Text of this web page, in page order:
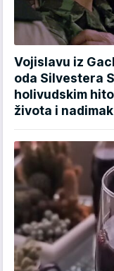
Vojislavu iz
oda Silvestera
holivudskim
života i